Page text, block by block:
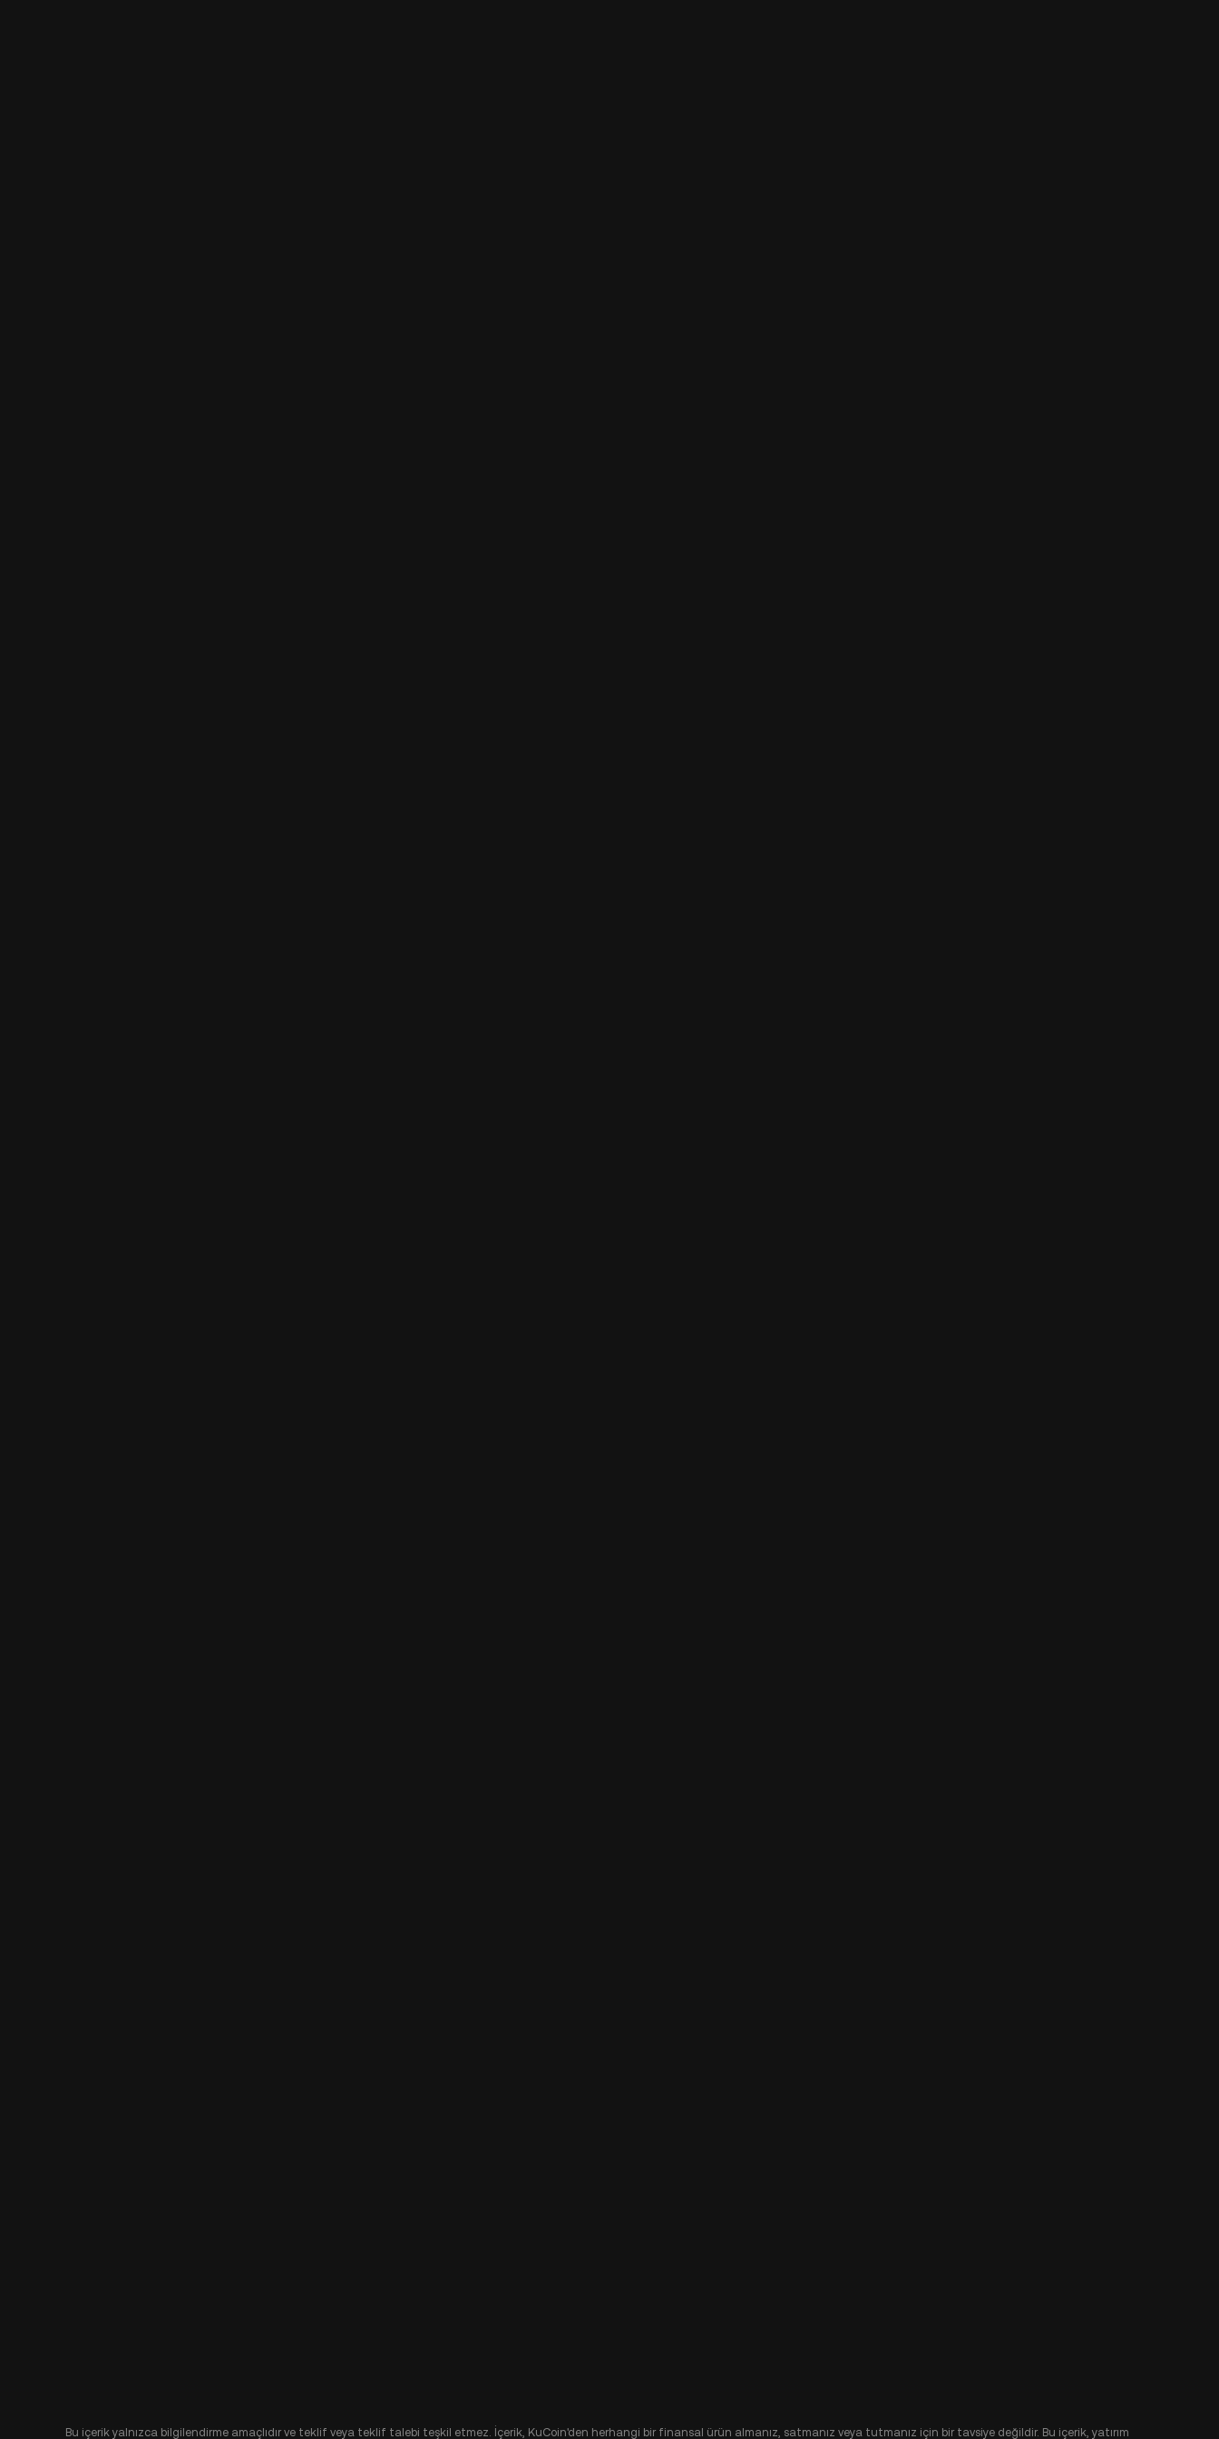
Bu içerik yalnızca bilgilendirme amaçlıdır ve teklif veya teklif talebi teşkil etmez. İçerik, KuCoin'den herhangi bir finansal ürün almanız, satmanız veya tutmanız için bir tavsiye değildir. Bu içerik, yatırım